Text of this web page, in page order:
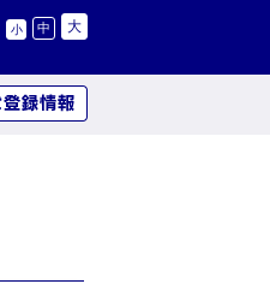
小 中 大